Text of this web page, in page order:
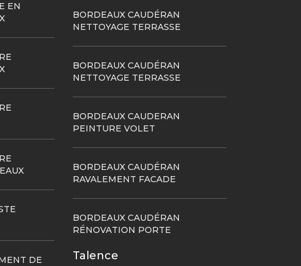
EN
DE
BORDEAUX CAUDÉRAN
NETTOYAGE TERRASSE
BORDEAUX CAUDÉRAN
NETTOYAGE TERRASSE
BORDEAUX CAUDERAN
PEINTURE VOLET
BORDEAUX CAUDÉRAN
RAVALEMENT FACADE
BORDEAUX CAUDÉRAN
RÉNOVATION PORTE
Talence